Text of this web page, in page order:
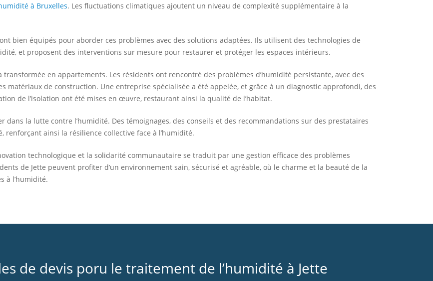
à Bruxelles. Les fluctuations climatiques ajoutent un niveau de complexité supplémentaire à la
bien équipés pour aborder ces problèmes avec des solutions adaptées. Ils utilisent des technologies de
et proposent des interventions sur mesure pour restaurer et protéger les espaces intérieurs.
transformée en appartements. Les résidents ont rencontré des problèmes d’humidité persistante, avec des
matériaux de construction. Une entreprise spécialisée a été appelée, et grâce à un diagnostic approfondi, des
de l’isolation ont été mises en œuvre, restaurant ainsi la qualité de l’habitat.
dans la lutte contre l’humidité. Des témoignages, des conseils et des recommandations sur des prestataires
ainsi la résilience collective face à l’humidité.
technologique et la solidarité communautaire se traduit par une gestion efficace des problèmes
de Jette peuvent profiter d’un environnement sain, sécurisé et agréable, où le charme et la beauté de la
à l’humidité.
de devis poru le traitement de l’humidité à Jette